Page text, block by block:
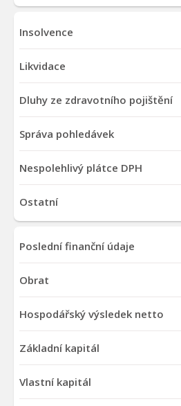
Insolvence
Likvidace
Dluhy ze zdravotního pojištění
Správa pohledávek
Nespolehlivý plátce DPH
Ostatní
Poslední finanční údaje
Obrat
Hospodářský výsledek netto
Základní kapitál
Vlastní kapitál